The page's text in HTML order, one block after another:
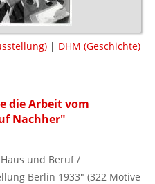
| DHM (Geschichte)
die Arbeit vom
Nachher"
und Beruf /
Berlin 1933" (322 Motive